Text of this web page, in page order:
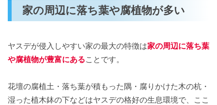
家の周辺に落ち葉や腐植物が多い
ヤスデが侵入しやすい家の最大の特徴は家の周辺に落ち葉
や腐植物が豊富にあることです。
花壇の腐植土・落ち葉が積もった隅・腐りかけた木の杭・
湿った植木鉢の下などはヤスデの格好の生息環境で、ここ